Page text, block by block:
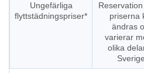
Ungefärliga
flyttstädningspriser*
priserna
ändras
varierar
olika
Sverige.